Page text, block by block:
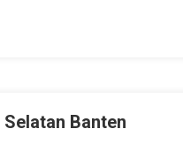
Banten